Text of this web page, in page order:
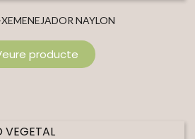
NAYLON
producte